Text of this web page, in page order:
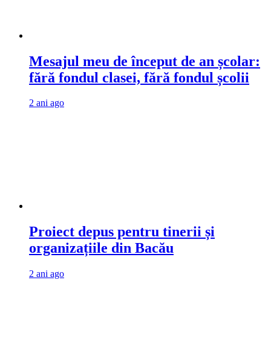
Mesajul meu de început de an școlar:
fără fondul clasei, fără fondul școlii
2 ani ago
Proiect depus pentru tinerii și
organizațiile din Bacău
2 ani ago